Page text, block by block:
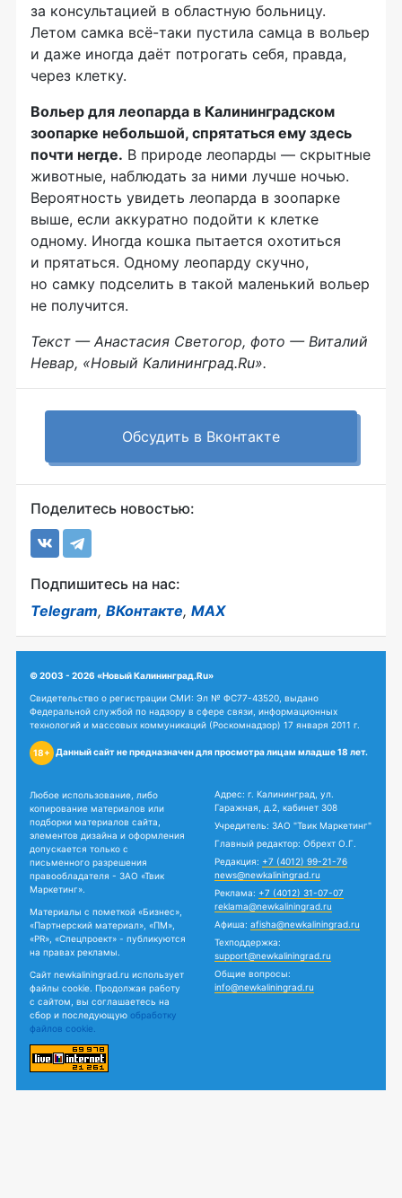
за консультацией в областную больницу.
Летом самка всё-таки пустила самца в вольер
и даже иногда даёт потрогать себя, правда,
через клетку.
Вольер для леопарда в Калининградском
зоопарке небольшой, спрятаться ему здесь
почти негде. В природе леопарды — скрытные
животные, наблюдать за ними лучше ночью.
Вероятность увидеть леопарда в зоопарке
выше, если аккуратно подойти к клетке
одному. Иногда кошка пытается охотиться
и прятаться. Одному леопарду скучно,
но самку подселить в такой маленький вольер
не получится.
Текст — Анастасия Светогор, фото — Виталий
Невар, «Новый Калининград.Ru».
Обсудить в Вконтакте
Поделитесь новостью:
Подпишитесь на нас:
Telegram, ВКонтакте, MAX
© 2003 - 2026 «Новый Калининград.Ru»
Свидетельство о регистрации СМИ: Эл № ФС77-43520, выдано
Федеральной службой по надзору в сфере связи, информационных
технологий и массовых коммуникаций (Роскомнадзор) 17 января 2011 г.
18+ Данный сайт не предназначен для просмотра лицам младше 18 лет.
Любое использование, либо
копирование материалов или
подборки материалов сайта,
элементов дизайна и оформления
допускается только с
письменного разрешения
правообладателя - ЗАО «Твик
Маркетинг».
Материалы с пометкой «Бизнес»,
«Партнерский материал», «ПМ»,
«PR», «Спецпроект» - публикуются
на правах рекламы.
Сайт newkaliningrad.ru использует
файлы cookie. Продолжая работу
с сайтом, вы соглашаетесь на
сбор и последующую обработку
файлов cookie.
Адрес: г. Калининград, ул.
Гаражная, д.2, кабинет 308
Учредитель: ЗАО "Твик Маркетинг"
Главный редактор: Обрехт О.Г.
Редакция: +7 (4012) 99-21-76
news@newkaliningrad.ru
Реклама: +7 (4012) 31-07-07
reklama@newkaliningrad.ru
Афиша: afisha@newkaliningrad.ru
Техподдержка:
support@newkaliningrad.ru
Общие вопросы:
info@newkaliningrad.ru